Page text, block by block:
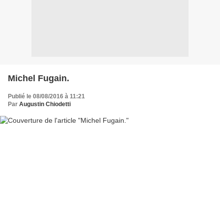
Michel Fugain.
Publié le 08/08/2016 à 11:21
Par Augustin Chiodetti